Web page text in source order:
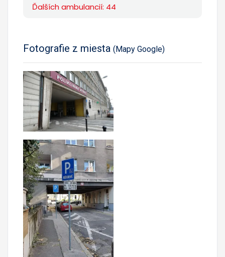
Ďalších ambulancií: 44
Fotografie z miesta (Mapy Google)